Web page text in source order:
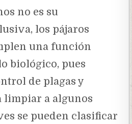
no es su
los pájaros
una función
biológico, pues
de plagas y
limpiar a algunos
se pueden clasificar